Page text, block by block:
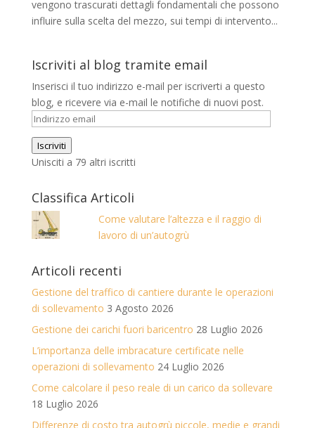
vengono trascurati dettagli fondamentali che possono
influire sulla scelta del mezzo, sui tempi di intervento...
Iscriviti al blog tramite email
Inserisci il tuo indirizzo e-mail per iscriverti a questo
blog, e ricevere via e-mail le notifiche di nuovi post.
Indirizzo
email
Iscriviti
Unisciti a 79 altri iscritti
Classifica Articoli
Come valutare l’altezza e il raggio di
lavoro di un’autogrù
Articoli recenti
Gestione del traffico di cantiere durante le operazioni
di sollevamento 3 Agosto 2026
Gestione dei carichi fuori baricentro 28 Luglio 2026
L’importanza delle imbracature certificate nelle
operazioni di sollevamento 24 Luglio 2026
Come calcolare il peso reale di un carico da sollevare
18 Luglio 2026
Differenze di costo tra autogrù piccole, medie e grandi